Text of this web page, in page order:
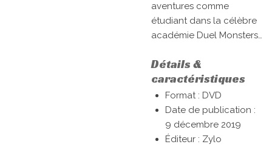
aventures comme
étudiant dans la célèbre
académie Duel Monsters…
Détails &
caractéristiques
Format : DVD
Date de publication :
9 décembre 2019
Éditeur : Zylo